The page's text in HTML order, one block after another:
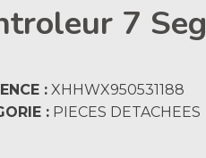
7
: XHHWX950531188
: PIECES DETACHEES